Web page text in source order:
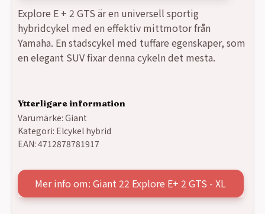
Explore E + 2 GTS är en universell sportig
hybridcykel med en effektiv mittmotor från
Yamaha. En stadscykel med tuffare egenskaper, som
en elegant SUV fixar denna cykeln det mesta.
Ytterligare information
Varumärke: Giant
Kategori: Elcykel hybrid
EAN: 4712878781917
Mer info om: Giant 22 Explore E+ 2 GTS - XL